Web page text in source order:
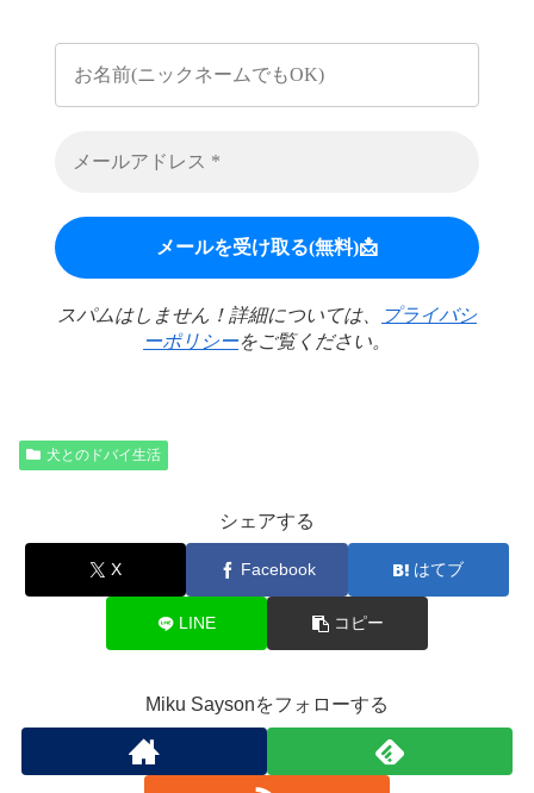
スパムはしません！詳細については、
プライバシ
ーポリシーをご覧ください。
犬とのドバイ生活
シェアする
X Facebook はてブ
LINE コピー
Miku Saysonをフォローする